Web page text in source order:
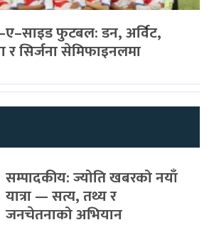
फुटबल: डन, अर्विट,
र सिर्जना सेमिफाइनलमा
सम्पादकीय: ज्योति खबरको नयाँ
यात्रा — सत्य, तथ्य र
जनचेतनाको अभियान